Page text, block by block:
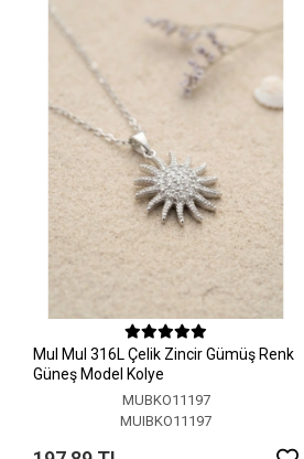
MuI MuI 316L Çelik Zincir Gümüş Renk
Güneş Model Kolye
MUBKO11197
MUIBKO11197